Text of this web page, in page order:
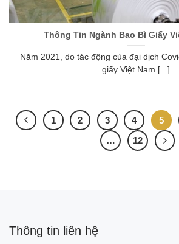
Thông Tin Ngành Bao Bì Giấy
Năm 2021, do tác động của đại dịch
giấy Việt Nam [...]
1 2 3 4 5
…
12
Thông tin liên hệ